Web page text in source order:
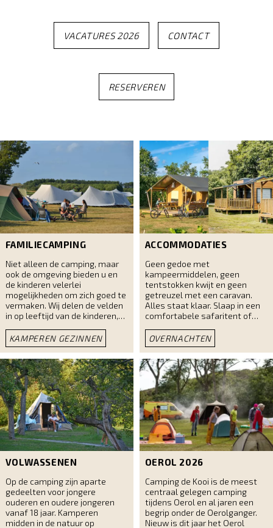
VACATURES 2026 CONTACT
RESERVEREN
FAMILIECAMPING
Niet alleen de camping, maar
ook de omgeving bieden u en
de kinderen velerlei
mogelijkheden om zich goed te
vermaken. Wij delen de velden
in op leeftijd van de kinderen,
maken en de ritmes gelijk
liggen. De terreinen worden in
het midden vrij gelaten voor
sport en spel. In de
zomervakantie worden er
diverse activiteiten
georganiseerd op en rond de
camping.
KAMPEREN GEZINNEN
ACCOMMODATIES
Geen gedoe met
kampeermiddelen, geen
tentstokken kwijt en geen
getreuzel met een caravan.
Alles staat klaar. Slaap in een
comfortabele safaritent of
Diverse aankomst en
vertrekdagen mogelijk.
Nieuwsgierig? Wij informeren u
graag.
OVERNACHTEN
VOLWASSENEN
Op de camping zijn aparte
gedeelten voor jongere
ouderen en oudere jongeren
vanaf 18 jaar. Kamperen
midden in de natuur op
OEROL 2026
Camping de Kooi is de meest
centraal gelegen camping
tijdens Oerol en al jaren een
begrip onder de Oerolganger.
Nieuw is dit jaar het Oerol